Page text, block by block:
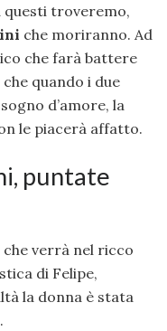
troveremo,
che moriranno. Ad
che farà battere
quando i due
d’amore, la
le piacerà affatto.
puntate
che verrà nel ricco
di Felipe,
la donna è stata